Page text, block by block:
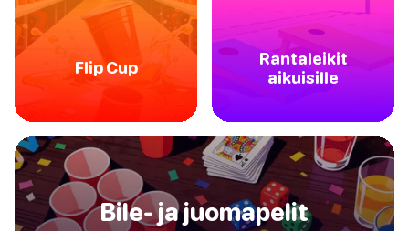
Flip Cup
Rantaleikit
aikuisille
Bile- ja juomapelit